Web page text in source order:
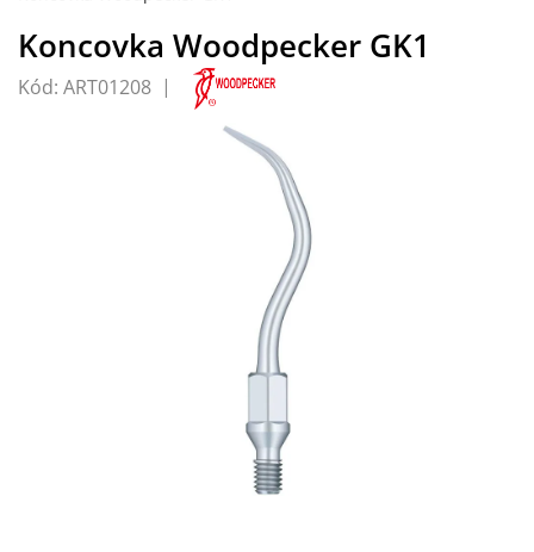
Koncovka Woodpecker GK1
Kód: ART01208